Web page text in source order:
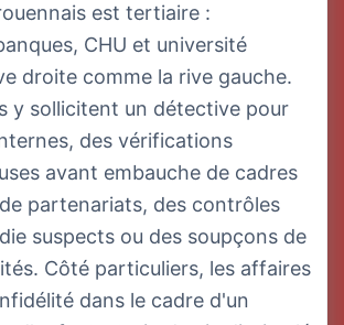
est tertiaire :
CHU et université
droite comme la rive gauche.
y sollicitent un détective pour
des vérifications
avant embauche de cadres
partenariats, des contrôles
suspects ou des soupçons de
Côté particuliers, les affaires
dans le cadre d'un